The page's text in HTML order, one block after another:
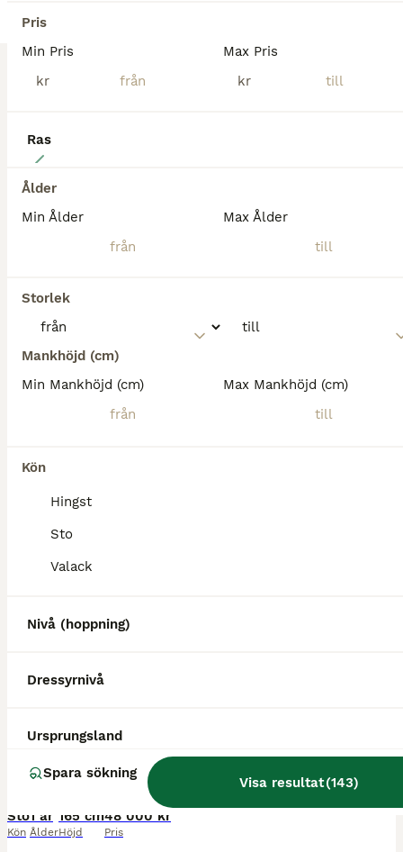
Pris
Min Pris
kr
Max Pris
kr
Ras
Ålder
Min Ålder
Max Ålder
Storlek
Mankhöjd (cm)
Min Mankhöjd (cm)
Max Mankhöjd (cm)
Kön
Hingst
Sto
Valack
Nivå (hoppning)
Dressyrnivå
Ursprungsland
Spara sökning
Visa resultat(143)
Tävlingshäst med stor potential
Ulricehamn (110.7km)
BOOST
Hoppstammad åring
Sto
Kön
1 år
Ålder
165 cm
Höjd
48 000 kr
Pris